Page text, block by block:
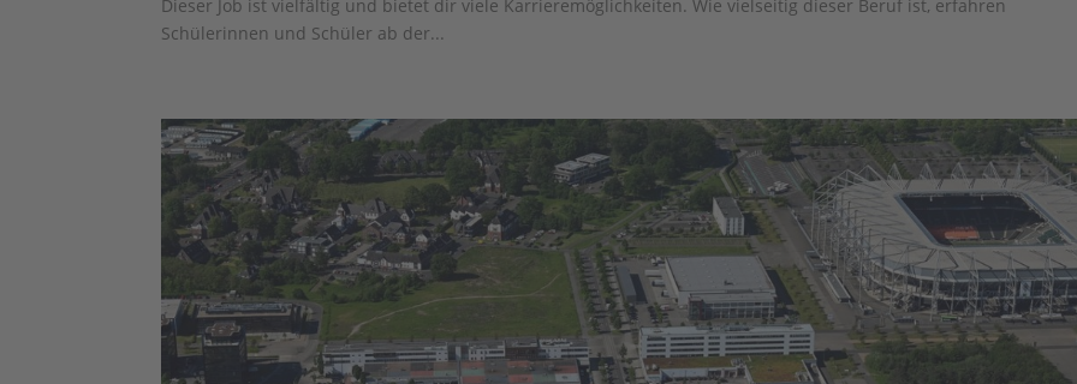
Dieser Job ist vielfältig und bietet dir viele Karrieremöglichkeiten. Wie vielseitig dieser Beruf ist, erfahren
Schülerinnen und Schüler ab der...